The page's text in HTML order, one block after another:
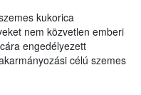
kukorica
nem közvetlen emberi
engedélyezett
célú szemes